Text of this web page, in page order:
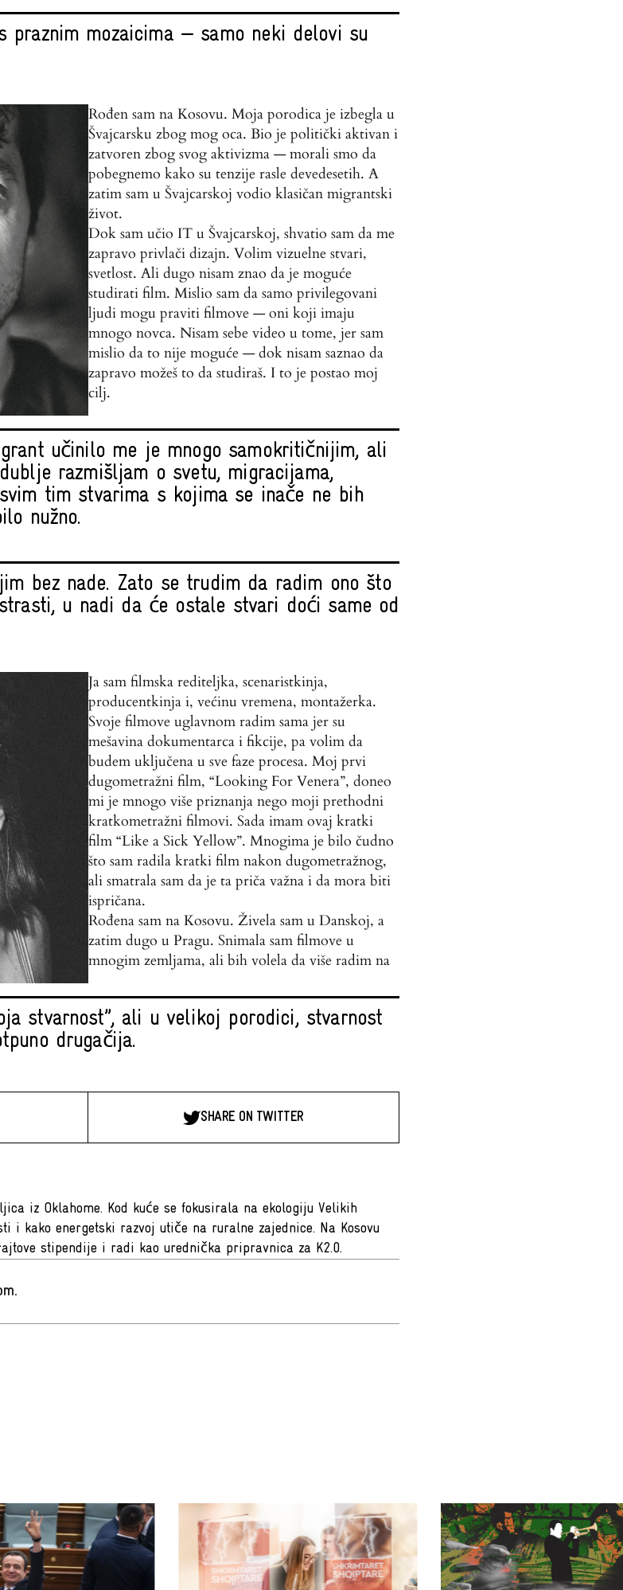
praznim mozaicima — samo neki delovi su
Rođen sam na Kosovu. Moja porodica je izbegla u
Švajcarsku zbog mog oca. Bio je politički aktivan i
zatvoren zbog svog aktivizma — morali smo da
pobegnemo kako su tenzije rasle devedesetih. A
zatim sam u Švajcarskoj vodio klasičan migrantski
život.
Dok sam učio IT u Švajcarskoj, shvatio sam da me
zapravo privlači dizajn. Volim vizuelne stvari,
svetlost. Ali dugo nisam znao da je moguće
studirati film. Mislio sam da samo privilegovani
ljudi mogu praviti filmove — oni koji imaju
mnogo novca. Nisam sebe video u tome, jer sam
mislio da to nije moguće — dok nisam saznao da
zapravo možeš to da studiraš. I to je postao moj
cilj.
učinilo me je mnogo samokritičnijim, ali
razmišljam o svetu, migracijama,
tim stvarima s kojima se inače ne bih
nužno.
bez nade. Zato se trudim da radim ono što
u nadi da će ostale stvari doći same od
Ja sam filmska rediteljka, scenaristkinja,
producentkinja i, većinu vremena, montažerka.
Svoje filmove uglavnom radim sama jer su
mešavina dokumentarca i fikcije, pa volim da
budem uključena u sve faze procesa. Moj prvi
dugometražni film, “Looking For Venera”, doneo
mi je mnogo više priznanja nego moji prethodni
kratkometražni filmovi. Sada imam ovaj kratki
film “Like a Sick Yellow”. Mnogima je bilo čudno
što sam radila kratki film nakon dugometražnog,
ali smatrala sam da je ta priča važna i da mora biti
ispričana.
Rođena sam na Kosovu. Živela sam u Danskoj, a
zatim dugo u Pragu. Snimala sam filmove u
mnogim zemljama, ali bih volela da više radim na
stvarnost”, ali u velikoj porodici, stvarnost
drugačija.
SHARE ON TWITTER
iz Oklahome. Kod kuće se fokusirala na ekologiju Velikih
i kako energetski razvoj utiče na ruralne zajednice. Na Kosovu
stipendije i radi kao urednička pripravnica za K2.0.
.